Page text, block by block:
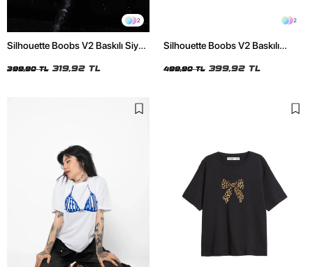
2
Silhouette Boobs V2 Baskılı Siyah
399,90 TL 319,92 TL
2
Silhouette Boobs V2 Baskılı
499,90 TL 399,92 TL